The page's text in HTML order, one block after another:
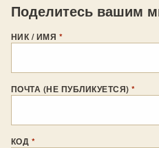
Поделитесь вашим
НИК / ИМЯ *
ПОЧТА (НЕ ПУБЛИКУЕТСЯ)*
КОД *